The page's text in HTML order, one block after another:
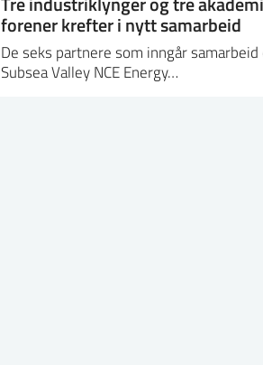
forener krefter i nytt samarbeid
De seks partnere som inngår
Subsea Valley NCE Energy…